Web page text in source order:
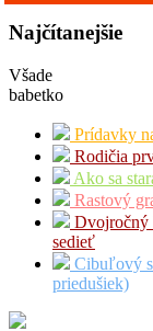
Najčítanejšie
Všade
babetko
Prídavky
Rodičia
Ako sa
Rastový
Dvojročný
sedieť
Cibuľový
priedušiek)